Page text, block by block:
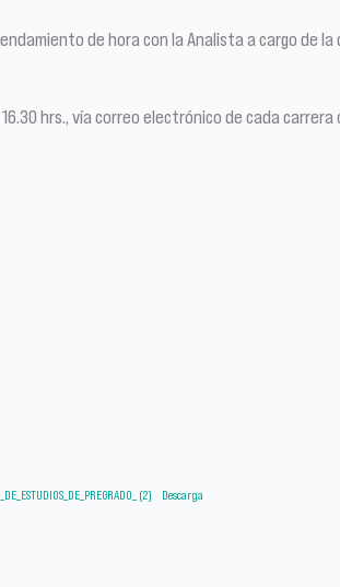
de hora con la Analista a cargo de
hrs., vía correo electrónico de cada carrera
(2)
Descarga